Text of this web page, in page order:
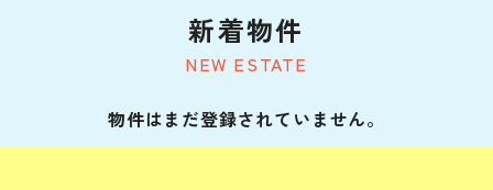
NEW ESTATE
新着物件
物件はまだ登録されていません。